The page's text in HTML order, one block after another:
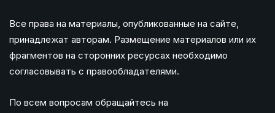
Все права на материалы, опубликованные на сайте,
принадлежат авторам. Размещение материалов или их
фрагментов на сторонних ресурсах необходимо
согласовывать с правообладателями.
По всем вопросам обращайтесь на